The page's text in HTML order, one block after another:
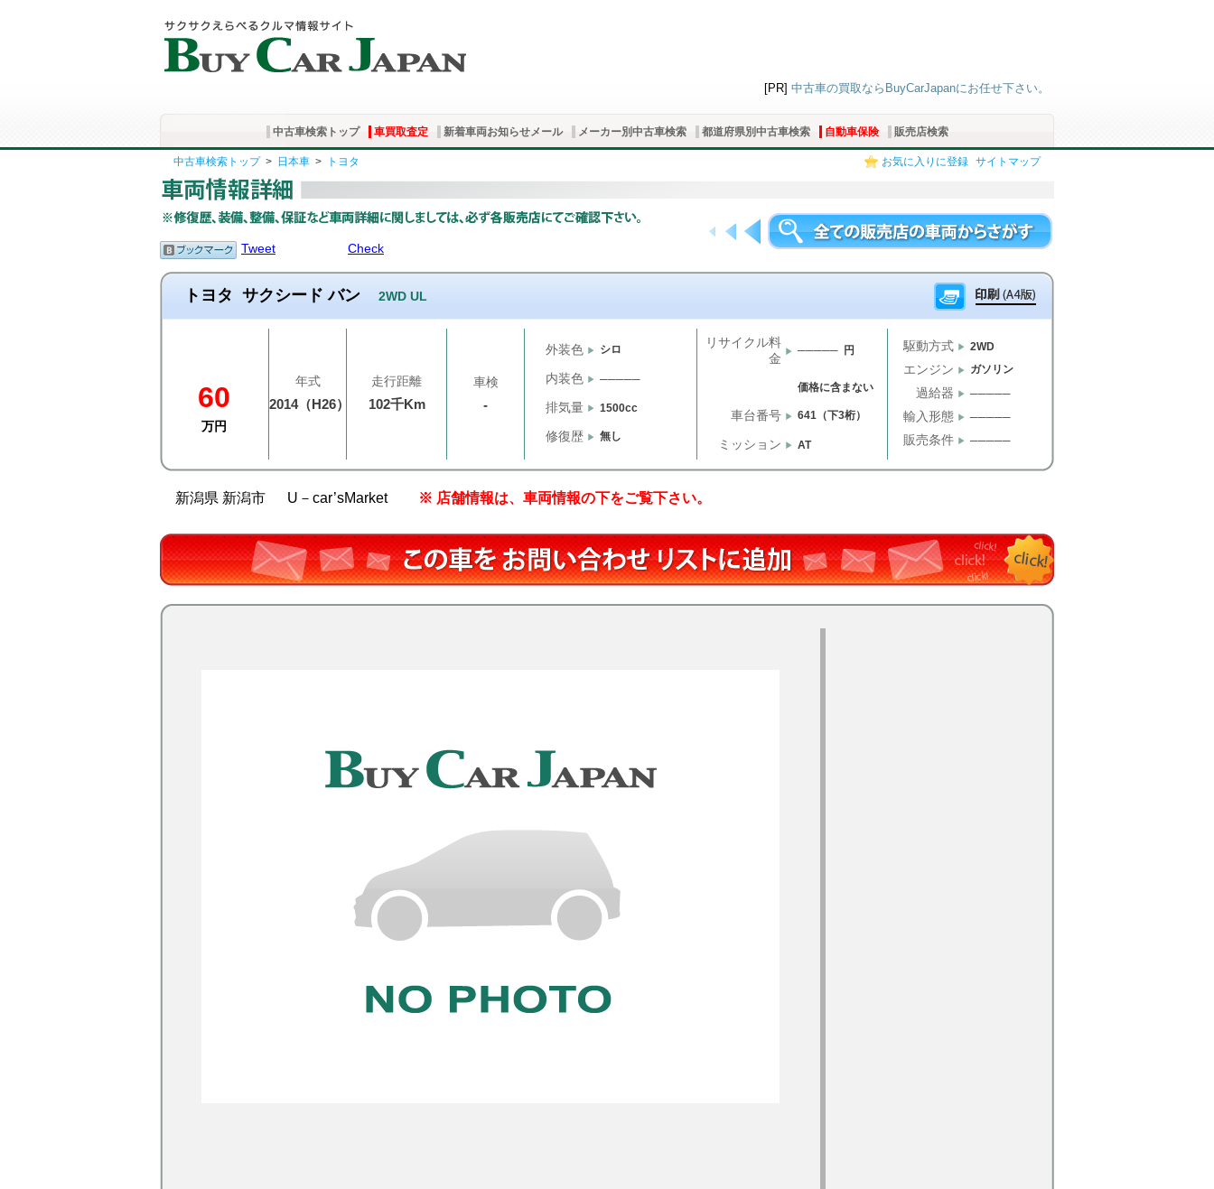
[PR] 中古車の買取ならBuyCarJapanにお任せ下さい。
中古車検索トップ 車買取査定 新着車両お知らせメール メーカー別中古車検索 都道府県別中古車検索 自動車保険 販売店検索
お気に入りに登録 サイトマップ
中古車検索トップ> 日本車 > トヨタ
Tweet Check
トヨタ サクシード バン 2WD UL
60
万円
年式
2014（H26）
走行距離
102千Km
車検
-
外装色 シロ
内装色 ─────
排気量 1500cc
修復歴 無し
リサイクル料
金
───── 円
価格に含まない
車台番号 641（下3桁）
ミッション AT
駆動方式 2WD
エンジン ガソリン
過給器 ─────
輸入形態 ─────
販売条件 ─────
新潟県 新潟市 U－car’sMarket ※ 店舗情報は、車両情報の下をご覧下さい。